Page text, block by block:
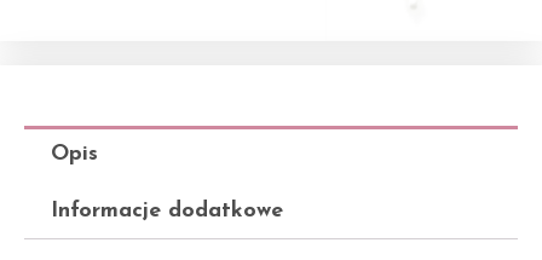
Opis
Informacje dodatkowe